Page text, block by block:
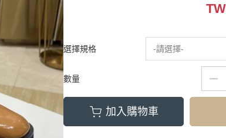
選擇規格 -請選擇-
數量
加入購物車